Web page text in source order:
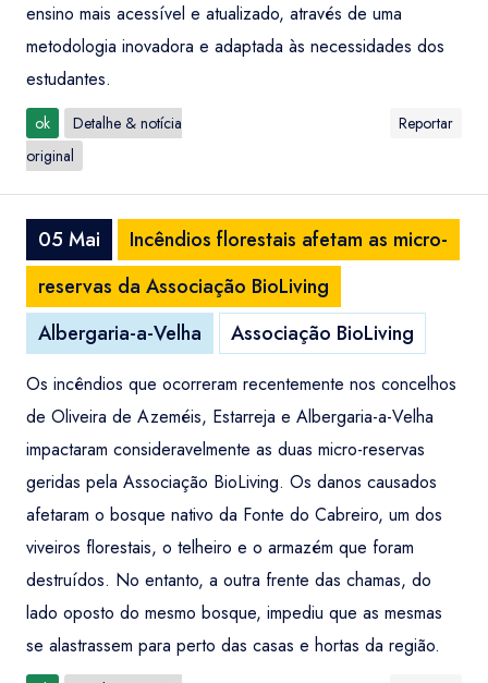
ensino mais acessível e atualizado, através de uma
metodologia inovadora e adaptada às necessidades dos
estudantes.
ok
Detalhe & notícia
original
Reportar
05 Mai
Incêndios florestais afetam as micro-
reservas da Associação BioLiving
Albergaria-a-Velha
Associação BioLiving
Os incêndios que ocorreram recentemente nos concelhos
de Oliveira de Azeméis, Estarreja e Albergaria-a-Velha
impactaram consideravelmente as duas micro-reservas
geridas pela Associação BioLiving. Os danos causados
afetaram o bosque nativo da Fonte do Cabreiro, um dos
viveiros florestais, o telheiro e o armazém que foram
destruídos. No entanto, a outra frente das chamas, do
lado oposto do mesmo bosque, impediu que as mesmas
se alastrassem para perto das casas e hortas da região.